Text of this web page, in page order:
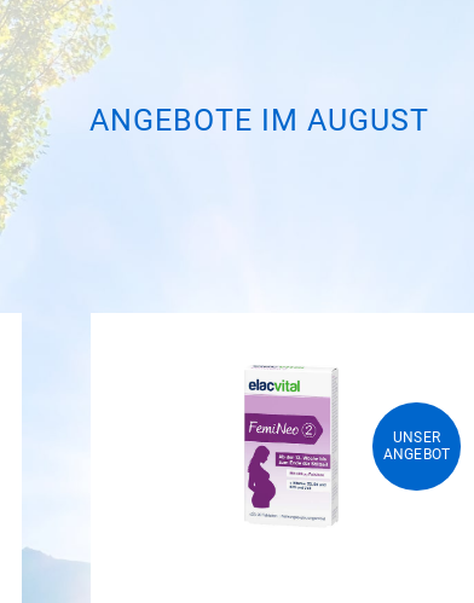
ANGEBOTE IM AUGUST
UNSER
ANGEBOT
UNSER
ANGEBOT